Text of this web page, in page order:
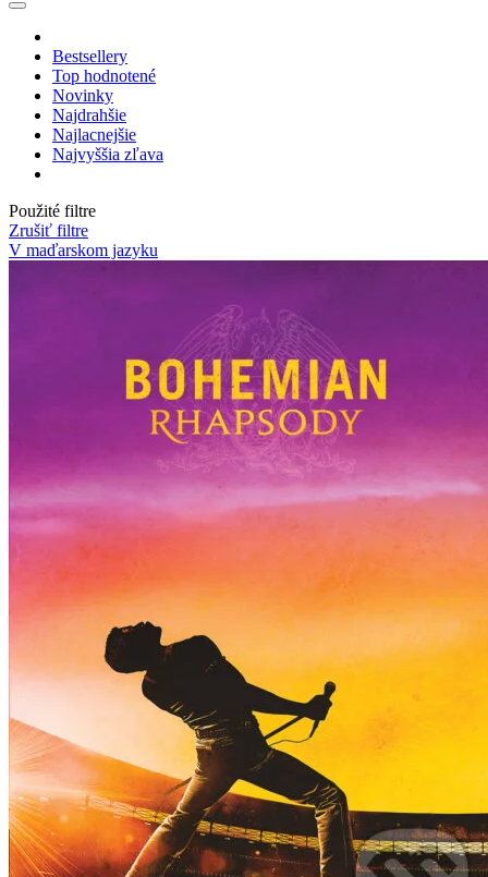
Bestsellery
Top hodnotené
Novinky
Najdrahšie
Najlacnejšie
Najvyššia zľava
Použité filtre
Zrušiť filtre
V maďarskom jazyku